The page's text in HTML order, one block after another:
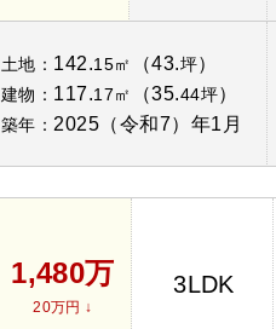
土地： 142.15㎡ （43.坪）
建物： 117.17㎡ （35.44坪）
築年： 2025（令和7）年1月
1,480万
20万円 ↓
3LDK